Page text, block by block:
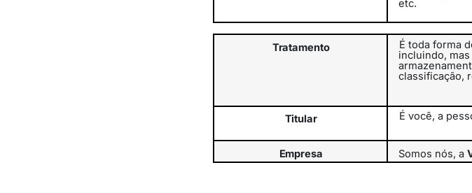
etc.
Tratamento
É toda forma
incluindo,
classificação,
Titular É você, a
Empresa Somos nós, a